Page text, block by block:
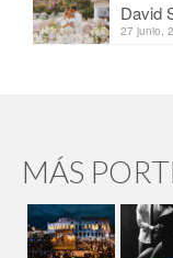
David
27 junio,
MÁS